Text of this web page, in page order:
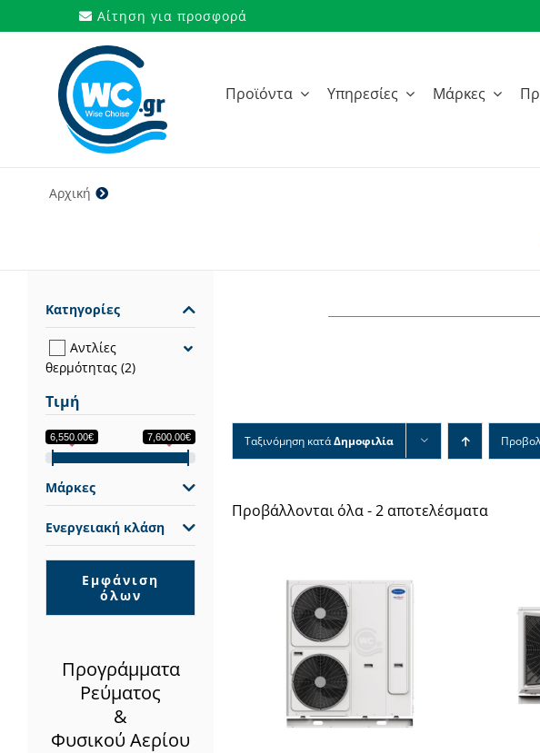
στο
περιεχόμενο
Αίτηση για προσφορά
Προϊόντα Υπηρεσίες Μάρκες
Αρχική
Ταξινόμηση κατάΔημοφιλία
Προβάλλονται όλα - 2 αποτελέσματα
Κατηγορίες
Αντλίες
θερμότητας (2)
Τιμή
6,550.00€ 7,600.00€
Μάρκες
Ενεργειακή κλάση
Εμφάνιση
όλων
Προγράμματα
Ρεύματος
&
Φυσικού Αερίου